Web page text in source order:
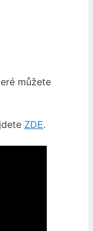
můžete
ZDE.